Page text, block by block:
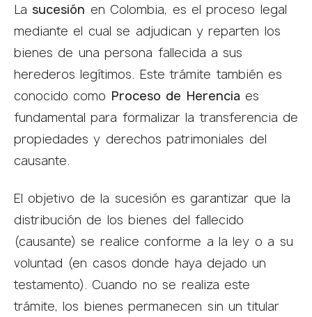
La sucesión en Colombia, es el proceso legal
mediante el cual se adjudican y reparten los
bienes de una persona fallecida a sus
herederos legítimos. Este trámite también es
conocido como Proceso de Herencia es
fundamental para formalizar la transferencia de
propiedades y derechos patrimoniales del
causante.
El objetivo de la sucesión es garantizar que la
distribución de los bienes del fallecido
(causante) se realice conforme a la ley o a su
voluntad (en casos donde haya dejado un
testamento). Cuando no se realiza este
trámite, los bienes permanecen sin un titular